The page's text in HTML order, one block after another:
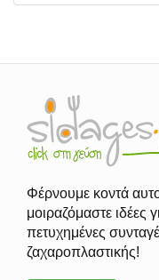
Φέρνουμε κοντά
μοιραζόμαστε ιδέες
πετυχημένες
ζαχαροπλαστικής!